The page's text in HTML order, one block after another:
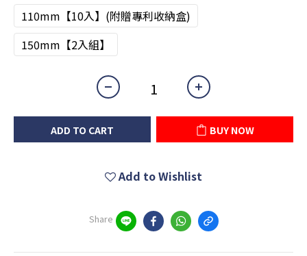
110mm【10入】(附贈專利收納盒)
150mm【2入組】
ADD TO CART BUY NOW
Add to Wishlist
Share